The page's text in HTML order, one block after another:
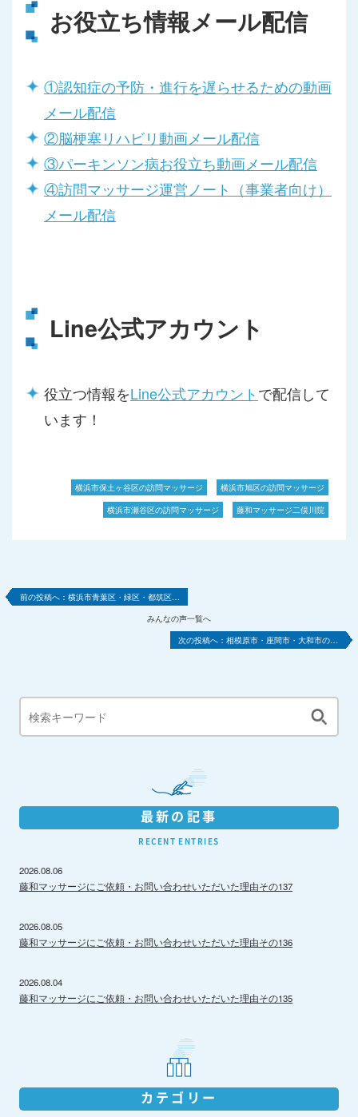
お役立ち情報メール配信
①認知症の予防・進行を遅らせるための動画
メール配信
②脳梗塞リハビリ動画メール配信
③パーキンソン病お役立ち動画メール配信
④訪問マッサージ運営ノート（事業者向け）
メール配信
Line公式アカウント
役立つ情報をLine公式アカウントで配信して
います！
横浜市保土ヶ谷区の訪問マッサージ
横浜市旭区の訪問マッサージ
横浜市瀬谷区の訪問マッサージ
藤和マッサージ二俣川院
横浜市青葉区・緑区・都筑区…
みんなの声一覧へ
相模原市・座間市・大和市の…
最新の記事
RECENT ENTRIES
2026.08.06
藤和マッサージにご依頼・お問い合わせいただいた理由その137
2026.08.05
藤和マッサージにご依頼・お問い合わせいただいた理由その136
2026.08.04
藤和マッサージにご依頼・お問い合わせいただいた理由その135
カテゴリー